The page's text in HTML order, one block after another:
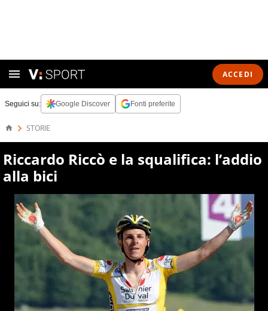
ACCEDI
Seguici su: Google Discover Fonti preferite
STORIE
Riccardo Riccò e la squalifica: l’addio
alla bici